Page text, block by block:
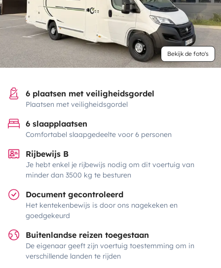
Bekijk de foto's
6 plaatsen met veiligheidsgordel
Plaatsen met veiligheidsgordel
6 slaapplaatsen
Comfortabel slaapgedeelte voor 6 personen
Rijbewijs B
Je hebt enkel je rijbewijs nodig om dit voertuig van
minder dan 3500 kg te besturen
Document gecontroleerd
Het kentekenbewijs is door ons nagekeken en
goedgekeurd
Buitenlandse reizen toegestaan
De eigenaar geeft zijn voertuig toestemming om in
verschillende landen te rijden